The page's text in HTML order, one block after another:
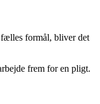
formål, bliver det
frem for en pligt.